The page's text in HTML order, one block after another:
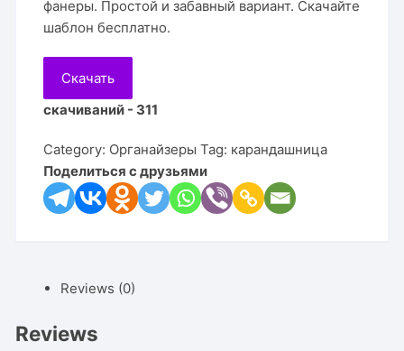
фанеры. Простой и забавный вариант. Скачайте
шаблон бесплатно.
Скачать
скачиваний - 311
Category: Органайзеры Tag: карандашница
Поделиться с друзьями
Reviews (0)
Reviews